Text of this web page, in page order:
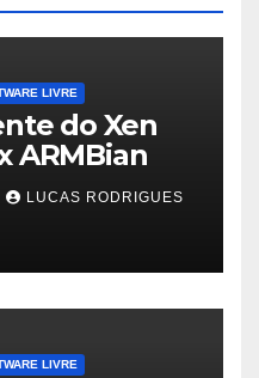
LIVRE
do Xen
ARMBian
LUCAS RODRIGUES
LIVRE